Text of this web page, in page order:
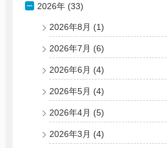
2026年 (33)
2026年8月 (1)
2026年7月 (6)
2026年6月 (4)
2026年5月 (4)
2026年4月 (5)
2026年3月 (4)